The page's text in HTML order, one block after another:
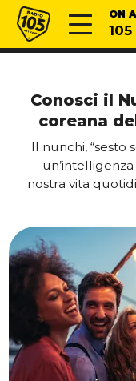
Vai al contenuto
Radio 105 ON
105
Conosci il
coreana
Il nunchi, “sesto
nostra vita